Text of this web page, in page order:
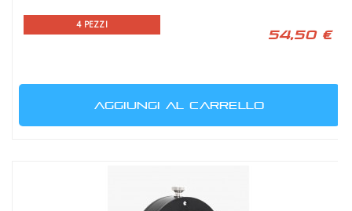
4 PEZZI
54,50 €
AGGIUNGI AL CARRELLO